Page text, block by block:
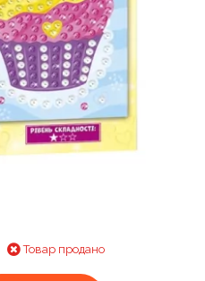
Товар продано